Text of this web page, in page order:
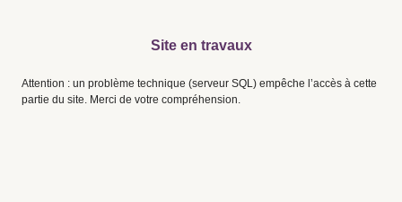
Site en travaux
Attention : un problème technique (serveur SQL) empêche l’accès à cette
partie du site. Merci de votre compréhension.